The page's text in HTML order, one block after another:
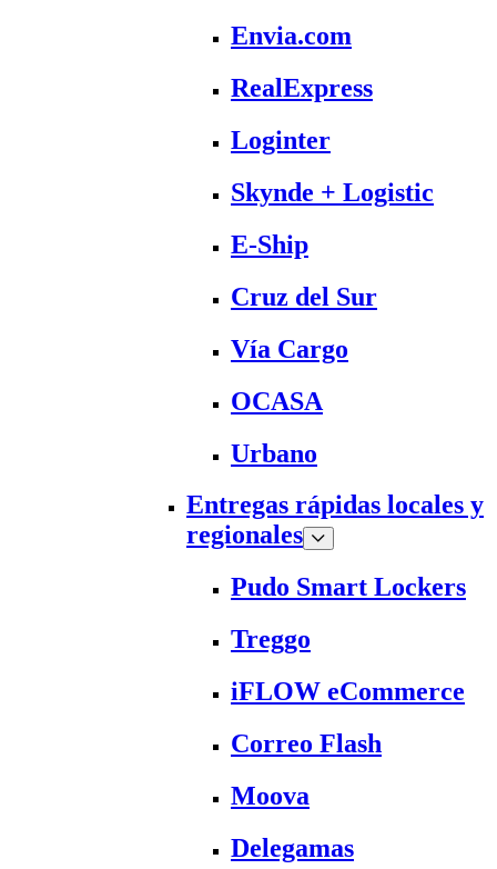
Envia.com
RealExpress
Loginter
Skynde + Logistic
E-Ship
Cruz del Sur
Vía Cargo
OCASA
Urbano
Entregas rápidas locales y
regionales
Pudo Smart Lockers
Treggo
iFLOW eCommerce
Correo Flash
Moova
Delegamas